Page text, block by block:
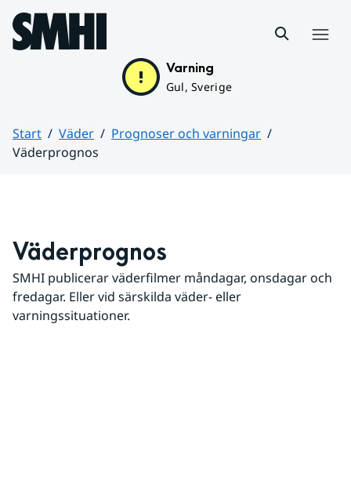
Hoppa till sidans innehåll
Varning
Gul, Sverige
Start Väder
Prognoser och varningar
Väderprognos
Väderprognos
SMHI publicerar väderfilmer måndagar, onsdagar och
fredagar. Eller vid särskilda väder- eller
varningssituationer.